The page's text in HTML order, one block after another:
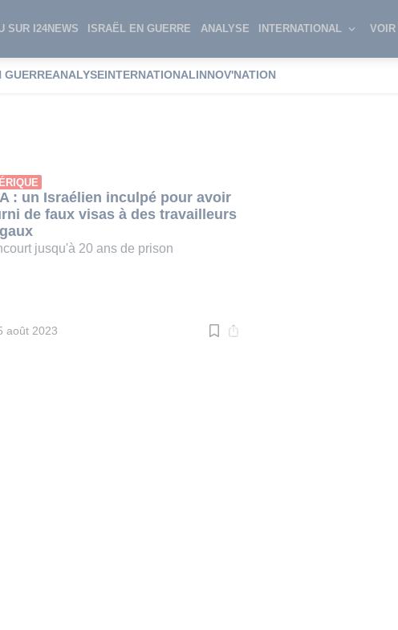
SUR I24NEWS ISRAËL EN GUERRE ANALYSE INTERNATIONAL
GUERREANALYSEINTERNATIONALINNOV'NATION
Unis
: un Israélien inculpé pour avoir
de faux visas à des travailleurs
jusqu'à 20 ans de prison
août 2023